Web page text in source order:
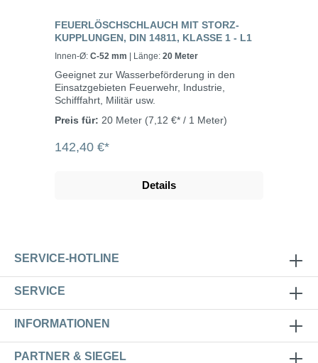
FEUERLÖSCHSCHLAUCH MIT STORZ-
KUPPLUNGEN, DIN 14811, KLASSE 1 - L1
Innen-Ø: C-52 mm | Länge: 20 Meter
Geeignet zur Wasserbeförderung in den
Einsatzgebieten Feuerwehr, Industrie,
Schifffahrt, Militär usw.
Preis für: 20 Meter (7,12 €* / 1 Meter)
142,40 €*
Details
SERVICE-HOTLINE
SERVICE
INFORMATIONEN
PARTNER & SIEGEL